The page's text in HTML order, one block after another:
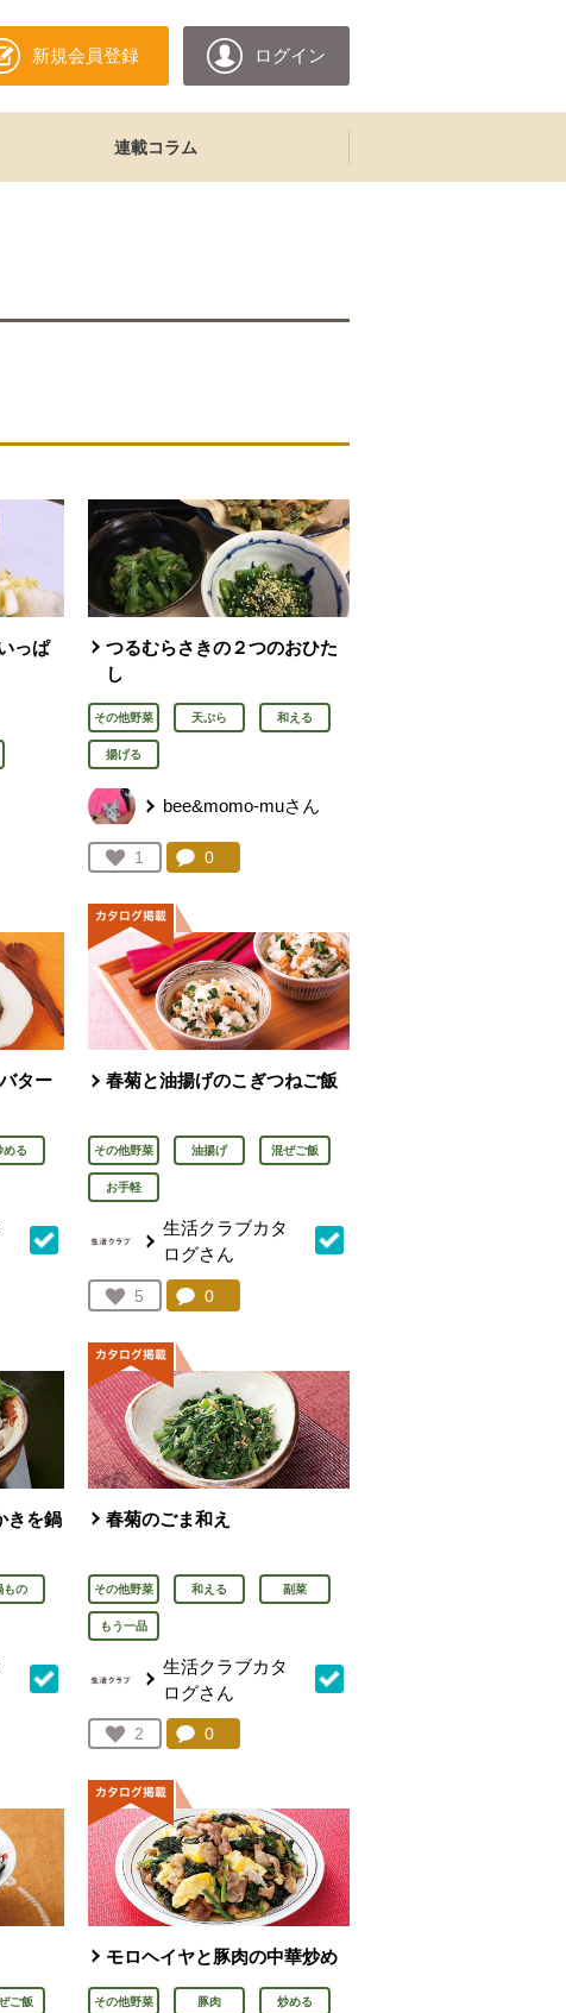
新規会員登録 ログイン
連載コラム
っぱ
トを見る。
つるむらさきの２つのおひた
し
その他野菜 天ぷら 和える
揚げる
bee&momo-muさん
お気に入り登録：
1
人が登録
コメント：
0件。コメントを見る。
ター
める
トを見る。
春菊と油揚げのこぎつねご飯
その他野菜 油揚げ 混ぜご飯
お手軽
生活クラブカタ
ログさん
お気に入り登録：
5
人が登録
コメント：
0件。コメントを見る。
きを鍋
もの
トを見る。
春菊のごま和え
その他野菜 和える 副菜
もう一品
生活クラブカタ
ログさん
お気に入り登録：
2
人が登録
コメント：
0件。コメントを見る。
ご飯
モロヘイヤと豚肉の中華炒め
その他野菜 豚肉 炒める